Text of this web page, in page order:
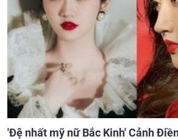
'Đệ nhất mỹ nữ Bắc Kinh' Cảnh